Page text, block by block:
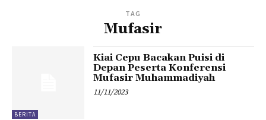
TAG
Mufasir
BERITA
Kiai Cepu Bacakan Puisi di
Depan Peserta Konferensi
Mufasir Muhammadiyah
11/11/2023